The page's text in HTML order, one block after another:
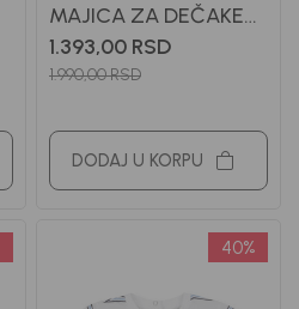
MAJICA ZA DEČAKE
ANDREJ
1.393,00 RSD
1.990,00RSD
DODAJ U KORPU
40%